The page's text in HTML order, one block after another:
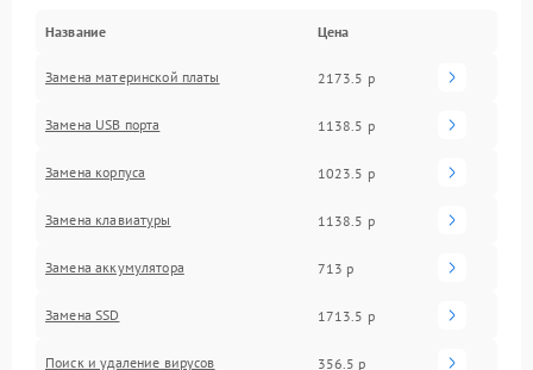
Название Цена
Замена материнской платы 2173.5 р
Замена USB порта 1138.5 р
Замена корпуса 1023.5 р
Замена клавиатуры 1138.5 р
Замена аккумулятора 713 р
Замена SSD 1713.5 р
Поиск и удаление вирусов 356.5 р